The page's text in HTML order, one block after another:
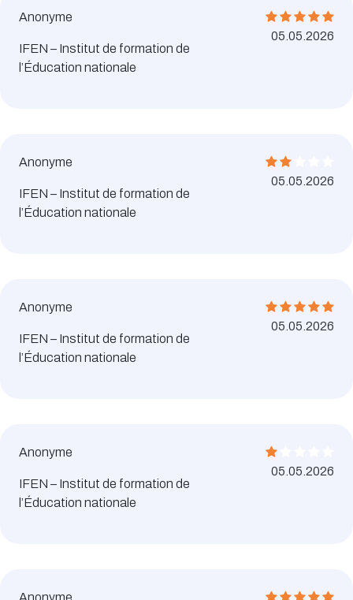
Anonyme
IFEN – Institut de formation de
l’Éducation nationale
05.05.2026
Anonyme
IFEN – Institut de formation de
l’Éducation nationale
05.05.2026
Anonyme
IFEN – Institut de formation de
l’Éducation nationale
05.05.2026
Anonyme
IFEN – Institut de formation de
l’Éducation nationale
05.05.2026
Anonyme